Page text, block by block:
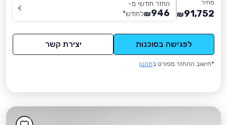
מחיר
91,752
₪
החזר חודשי מ-
946
₪לחודש*
לפגישה בסוכנות יצירת קשר
*חישוב ההחזר מפורט בתקנון